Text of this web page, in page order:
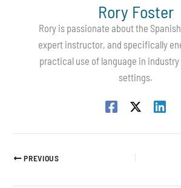
Rory Foster
Rory is passionate about the
expert instructor, and specifically
practical use of language in
settings.
PREVIOUS